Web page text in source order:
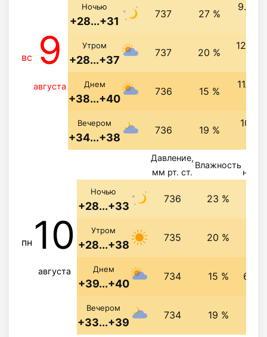
вс 9
августа
Ночью
+28...+31
737 27 %
9.4
Утром
+28...+37
737 20 %
12.4
Днем
+38...+40
736 15 %
11.9
Вечером
+34...+38
736 19 %
10
пн 10
августа
Давление,
мм рт. ст.
Влажность
Ночью
+28...+33
736 23 %
Утром
+28...+38
735 20 %
Днем
+39...+40
734 15 % 6.6
Вечером
+33...+39
734 19 %